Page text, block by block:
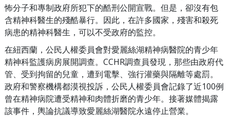
怖分子和專制政府所犯下的酷刑公開宣戰。但是，卻沒有包
含精神科醫生的殘酷暴行。因此，在許多國家，殘害和殺死
病患的精神科醫生，可以不受政府的監控。
在紐西蘭，公民人權委員會對愛麗絲湖精神病醫院的青少年
精神科監護病房展開調查。CCHR調查員發現，那些由政府代
管、受到拘留的兒童，遭到電擊、強行灌藥與隔離等處罰。
政府和警察機構都漠視投訴，公民人權委員會記錄了近100例
曾在精神病院遭受精神和肉體折磨的青少年。接著媒體揭露
該事件，輿論抗議導致愛麗絲湖醫院永遠停止營業。